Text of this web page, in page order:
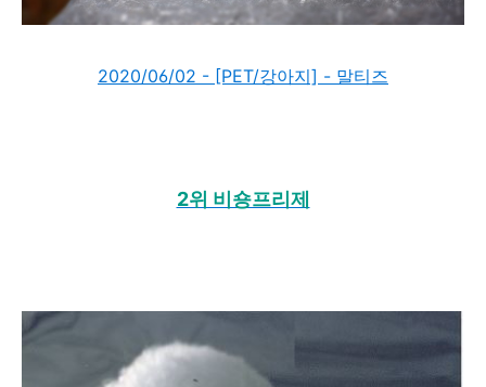
2020/06/02 - [PET/강아지] - 말티즈
2위 비숑프리제